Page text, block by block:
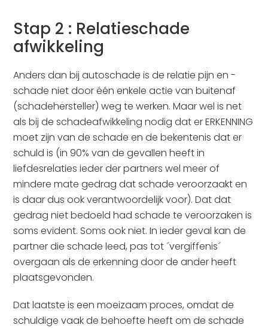
Stap 2 : Relatieschade
afwikkeling
Anders dan bij autoschade is de relatie pijn en -
schade niet door één enkele actie van buitenaf
(schadehersteller) weg te werken. Maar wel is net
als bij de schadeafwikkeling nodig dat er ERKENNING
moet zijn van de schade en de bekentenis dat er
schuld is (in 90% van de gevallen heeft in
liefdesrelaties ieder der partners wel meer of
mindere mate gedrag dat schade veroorzaakt en
is daar dus ook verantwoordelijk voor). Dat dat
gedrag niet bedoeld had schade te veroorzaken is
soms evident. Soms ook niet. In ieder geval kan de
partner die schade leed, pas tot ´vergiffenis´
overgaan als de erkenning door de ander heeft
plaatsgevonden.
Dat laatste is een moeizaam proces, omdat de
schuldige vaak de behoefte heeft om de schade